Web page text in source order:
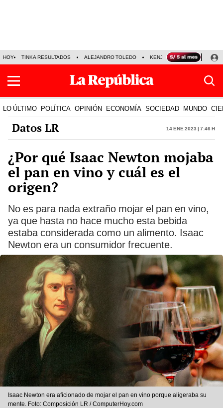
HOY TINKA RESULTADOS ALEJANDRO TOLEDO KENJI FUJIMORI
LO ÚLTIMO POLÍTICA OPINIÓN ECONOMÍA SOCIEDAD MUNDO
Datos LR 14 Ene 2023 | 7:46 h
¿Por qué Isaac Newton mojaba
el pan en vino y cuál es el
origen?
No es para nada extraño mojar el pan en vino,
ya que hasta no hace mucho esta bebida
estaba considerada como un alimento. Isaac
Newton era un consumidor frecuente.
Isaac Newton era aficionado de mojar el pan en vino porque aligeraba su
mente. Foto: Composición LR / ComputerHoy.com